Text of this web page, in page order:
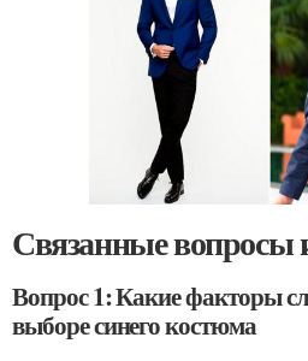
Связанные вопросы
Вопрос 1: Какие факторы
выборе синего костюма